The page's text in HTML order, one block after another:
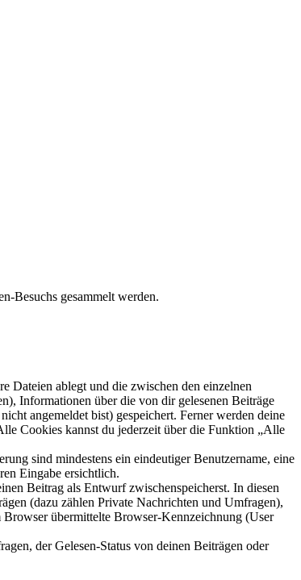
Besuchs gesammelt werden.
Dateien ablegt und die zwischen den einzelnen
Informationen über die von dir gelesenen Beiträge
angemeldet bist) gespeichert. Ferner werden deine
Cookies kannst du jederzeit über die Funktion „Alle
sind mindestens ein eindeutiger Benutzername, eine
Eingabe ersichtlich.
Beitrag als Entwurf zwischenspeicherst. In diesen
(dazu zählen Private Nachrichten und Umfragen),
übermittelte Browser-Kennzeichnung (User
der Gelesen-Status von deinen Beiträgen oder